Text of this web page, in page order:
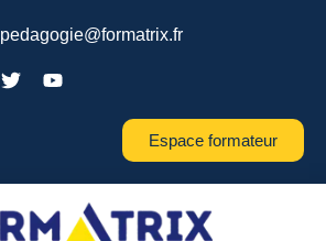
pedagogie@formatrix.fr
Espace formateur